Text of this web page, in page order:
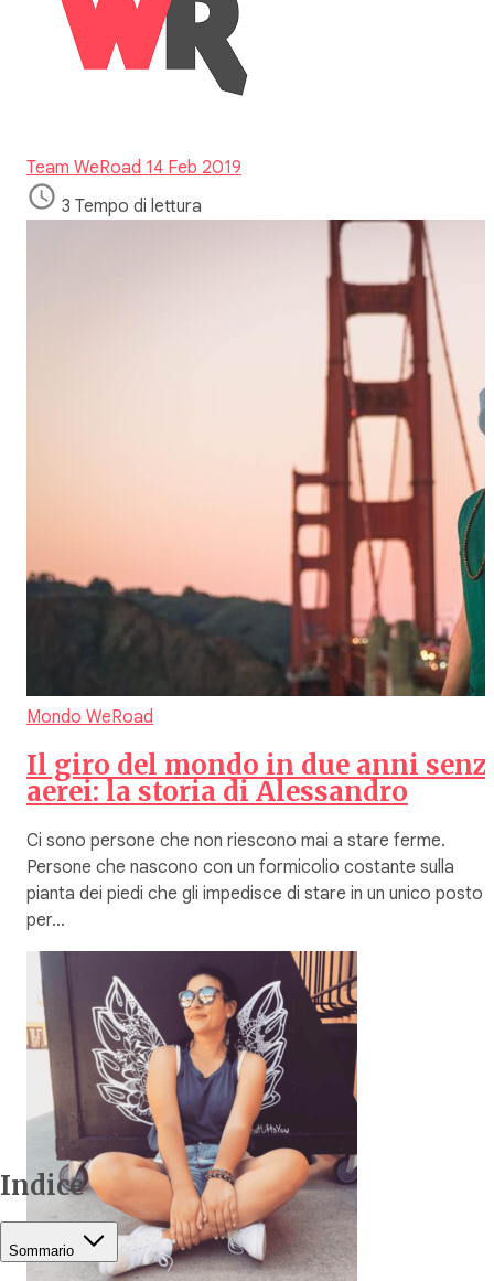
Indice
Sommario
Team WeRoad 14 Feb 2019
3 Tempo di lettura
Mondo WeRoad
Il giro del mondo in due anni
aerei: la storia di Alessandro
Ci sono persone che non riescono mai a stare ferme.
Persone che nascono con un formicolio costante sulla
pianta dei piedi che gli impedisce di stare in un unico posto
per…